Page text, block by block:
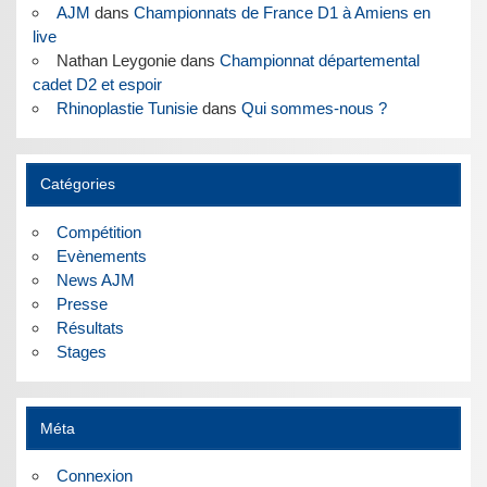
AJM dans Championnats de France D1 à Amiens en
live
Nathan Leygoniedans Championnat départemental
cadet D2 et espoir
Rhinoplastie Tunisiedans Qui sommes-nous ?
Catégories
Compétition
Evènements
News AJM
Presse
Résultats
Stages
Méta
Connexion